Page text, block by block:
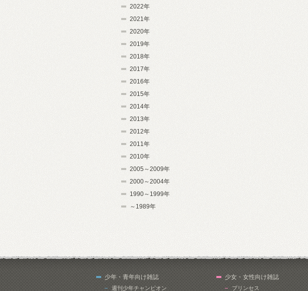
2022年
2021年
2020年
2019年
2018年
2017年
2016年
2015年
2014年
2013年
2012年
2011年
2010年
2005～2009年
2000～2004年
1990～1999年
～1989年
少年・青年向け雑誌
週刊少年チャンピオン
少女・女性向け雑誌
プリンセス